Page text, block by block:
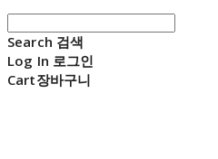
Search 검색
Log In 로그인
Cart장바구니